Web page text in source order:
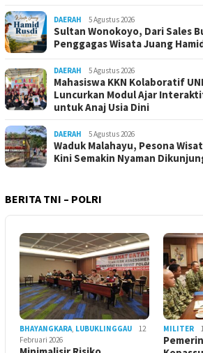
DAERAH 5 Agustus 2026
Sultan Wonokoyo, Dari Sales
Penggagas Wisata Juang
DAERAH 5 Agustus 2026
Mahasiswa KKN Kolaboratif
Luncurkan Modul Ajar
untuk Anaj Usia Dini
DAERAH 5 Agustus 2026
Waduk Malahayu, Pesona
Kini Semakin Nyaman
BERITA TNI – POLRI
BHAYANGKARA LUBUKLINGGAU
12
Februari 2026
MILITER